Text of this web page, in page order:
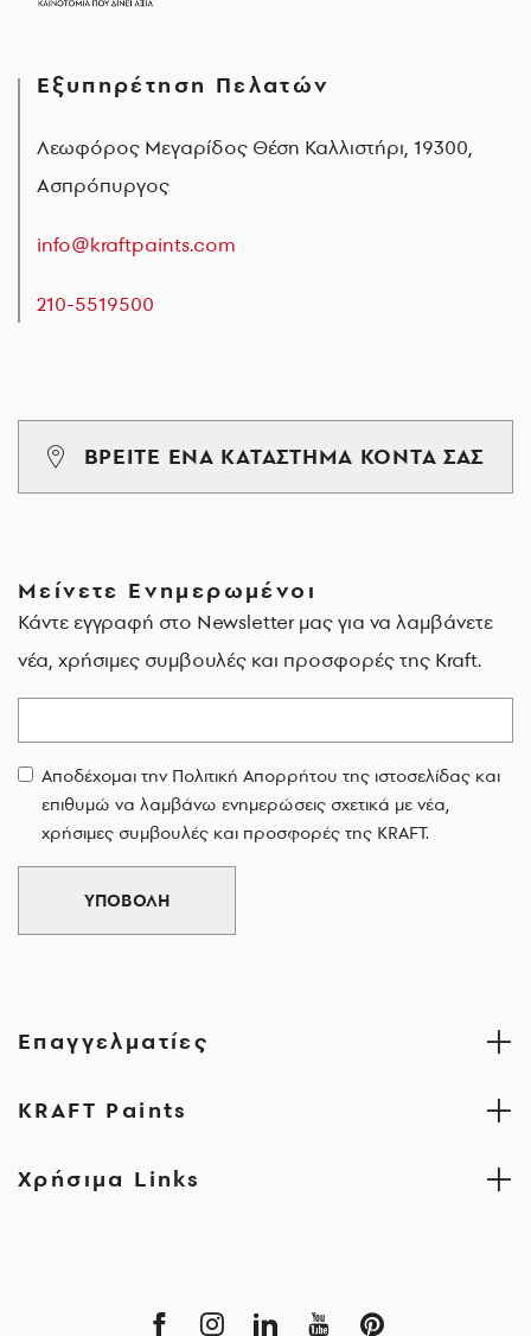
Εξυπηρέτηση Πελατών
Λεωφόρος Μεγαρίδος Θέση Καλλιστήρι, 19300,
Ασπρόπυργος
info@kraftpaints.com
210-5519500
ΒΡΕΙΤΕ ΕΝΑ ΚΑΤΑΣΤΗΜΑ ΚΟΝΤΑ ΣΑΣ
Μείνετε Ενημερωμένοι
Κάντε εγγραφή στο Newsletter μας για να λαμβάνετε
νέα, χρήσιμες συμβουλές και προσφορές της Kraft.
Αποδέχομαι την Πολιτική Απορρήτου της ιστοσελίδας και
επιθυμώ να λαμβάνω ενημερώσεις σχετικά με νέα,
χρήσιμες συμβουλές και προσφορές της KRAFT.
ΥΠΟΒΟΛΗ
Επαγγελματίες
KRAFT Paints
Χρήσιμα Links